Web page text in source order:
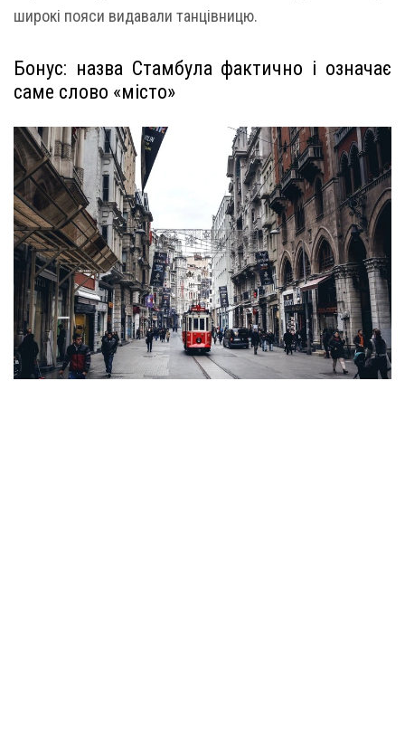
широкі пояси видавали танцівницю.
Бонус: назва Стамбула фактично і означає
саме слово «місто»